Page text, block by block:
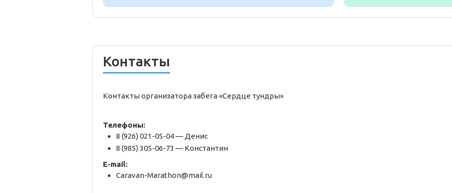
Контакты
Контакты организатора забега «Сердце тундры»
Телефоны:
8 (926) 021-05-04 — Денис
8 (985) 305-06-73 — Константин
E-mail:
Caravan-Marathon@mail.ru